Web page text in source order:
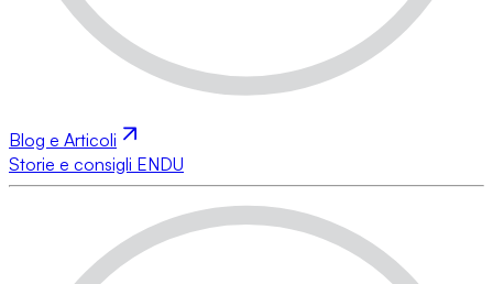
Blog e Articoli
Storie e consigli ENDU